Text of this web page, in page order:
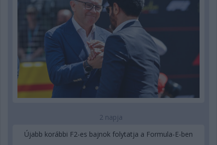
2 napja
Újabb korábbi F2-es bajnok folytatja a Formula-E-ben